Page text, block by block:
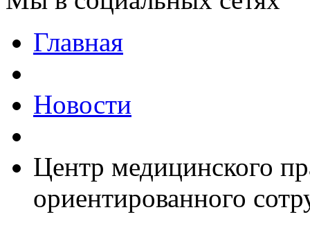
Главная
Новости
Центр медицинского
ориентированного